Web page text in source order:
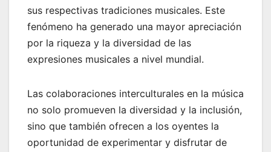
sus respectivas tradiciones musicales. Este
fenómeno ha generado una mayor apreciación
por la riqueza y la diversidad de las
expresiones musicales a nivel mundial.
Las colaboraciones interculturales en la música
no solo promueven la diversidad y la inclusión,
sino que también ofrecen a los oyentes la
oportunidad de experimentar y disfrutar de